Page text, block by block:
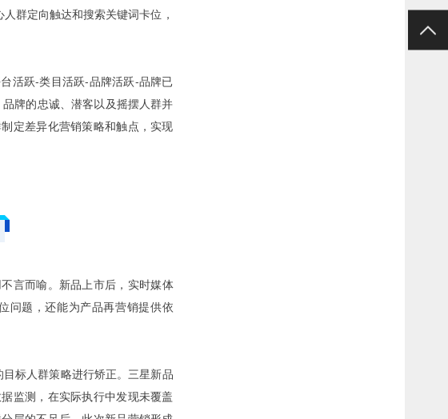
群定向触达和搜索关键词卡位，
活跃-类目活跃-品牌活跃-品牌已
牌的忠诚、潜客以及摇摆人群并
定差异化营销策略和触点，实现
言而喻。新品上市后，实时媒体
问题，还能为产品再营销提供依
标人群策略进行矫正。三星新品
监测，在实际执行中发现未覆盖